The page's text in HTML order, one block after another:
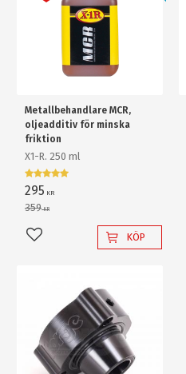
Metallbehandlare MCR,
oljeadditiv för minska
friktion
X1-R. 250 ml
295 KR
359KR
Lägg till i favoriter
KÖP